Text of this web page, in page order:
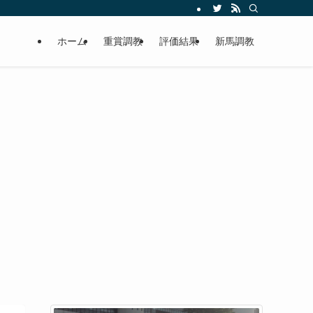
ホーム 重賞調教 評価結果 新馬調教